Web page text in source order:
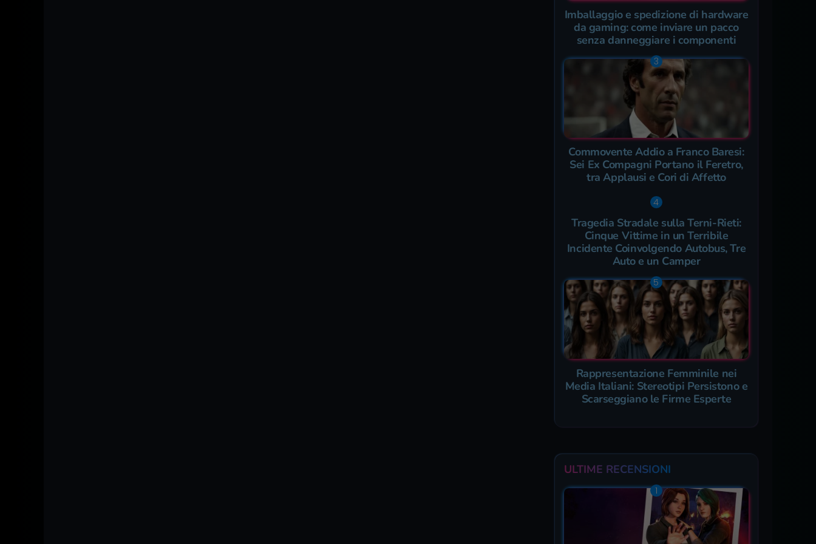
Imballaggio e spedizione di hardware
da gaming: come inviare un pacco
senza danneggiare i componenti
Commovente Addio a Franco Baresi:
Sei Ex Compagni Portano il Feretro,
tra Applausi e Cori di Affetto
Tragedia Stradale sulla Terni-Rieti:
Cinque Vittime in un Terribile
Incidente Coinvolgendo Autobus, Tre
Auto e un Camper
Rappresentazione Femminile nei
Media Italiani: Stereotipi Persistono e
Scarseggiano le Firme Esperte
ULTIME RECENSIONI